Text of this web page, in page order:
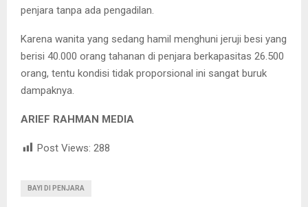
penjara tanpa ada pengadilan.
Karena wanita yang sedang hamil menghuni jeruji besi yang
berisi 40.000 orang tahanan di penjara berkapasitas 26.500
orang, tentu kondisi tidak proporsional ini sangat buruk
dampaknya.
ARIEF RAHMAN MEDIA
Post Views: 288
BAYI DI PENJARA